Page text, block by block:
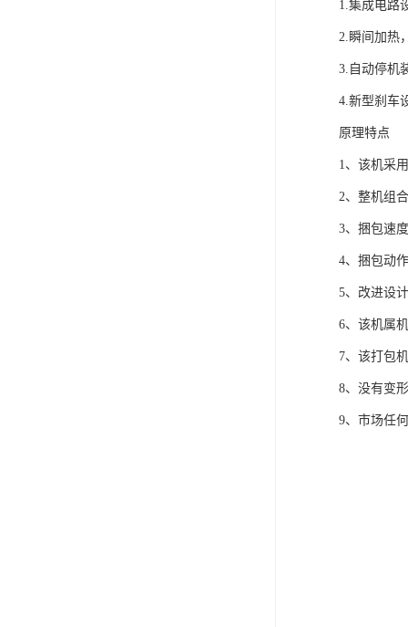
1.集成电路
2.瞬间加热
3.自动停机
4.新型刹车
原理特点
1、该机采
2、整机组
3、捆包速
4、捆包动
5、改进设
6、该机属
7、该打包
8、没有变
9、市场任